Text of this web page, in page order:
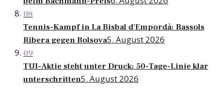
08
Tennis-Kampf in La Bisbal d'Empordà: Bassols
Ribera gegen Bolsova5. August 2026
09
TUI-Aktie steht unter Druck: 50-Tage-Linie klar
unterschritten5. August 2026